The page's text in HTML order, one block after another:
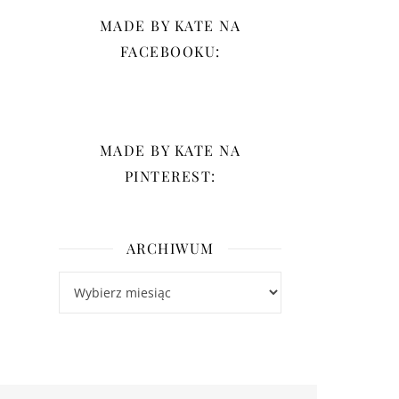
MADE BY KATE NA
FACEBOOKU:
MADE BY KATE NA
PINTEREST:
ARCHIWUM